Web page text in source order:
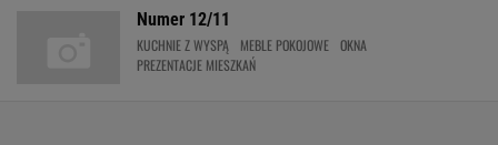
Numer 12/11
KUCHNIE Z WYSPĄ MEBLE POKOJOWE OKNA
PREZENTACJE MIESZKAŃ